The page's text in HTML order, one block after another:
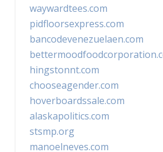
waywardtees.com
pidfloorsexpress.com
bancodevenezuelaen.com
hingstonnt.com
chooseagender.com
hoverboardssale.com
alaskapolitics.com
stsmp.org
manoelneves.com